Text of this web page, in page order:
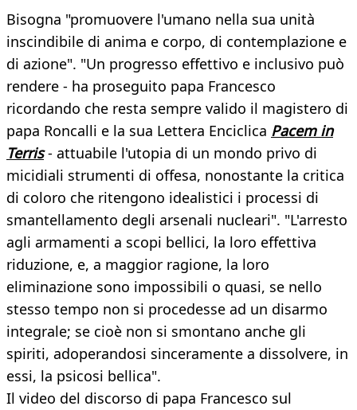
Bisogna "promuovere l'umano nella sua unità
inscindibile di anima e corpo, di contemplazione e
di azione". "Un progresso effettivo e inclusivo può
rendere - ha proseguito papa Francesco
ricordando che resta sempre valido il magistero di
papa Roncalli e la sua Lettera Enciclica Pacem in
Terris- attuabile l'utopia di un mondo privo di
micidiali strumenti di offesa, nonostante la critica
di coloro che ritengono idealistici i processi di
smantellamento degli arsenali nucleari". "L'arresto
agli armamenti a scopi bellici, la loro effettiva
riduzione, e, a maggior ragione, la loro
eliminazione sono impossibili o quasi, se nello
stesso tempo non si procedesse ad un disarmo
integrale; se cioè non si smontano anche gli
spiriti, adoperandosi sinceramente a dissolvere, in
essi, la psicosi bellica".
Il video del discorso di papa Francesco sul